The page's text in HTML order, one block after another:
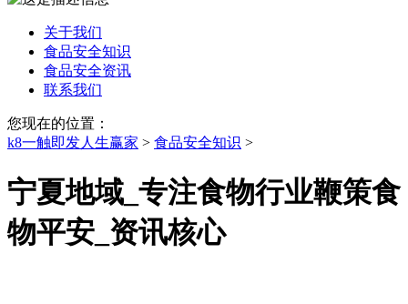
关于我们
食品安全知识
食品安全资讯
联系我们
您现在的位置：
k8一触即发人生赢家 > 食品安全知识 >
宁夏地域_专注食物行业鞭策食
物平安_资讯核心